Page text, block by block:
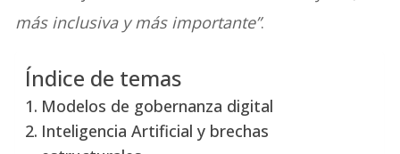
más inclusiva y más importante”.
Índice de temas
Modelos de gobernanza digital
Inteligencia Artificial y brechas